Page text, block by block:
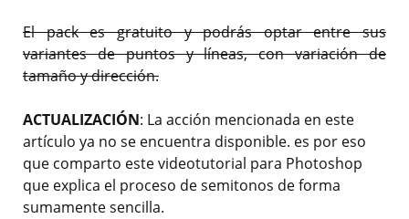
El pack es gratuito y podrás optar entre sus
variantes de puntos y líneas, con variación de
tamaño y dirección.
ACTUALIZACIÓN: La acción mencionada en este
artículo ya no se encuentra disponible. es por eso
que comparto este videotutorial para Photoshop
que explica el proceso de semitonos de forma
sumamente sencilla.